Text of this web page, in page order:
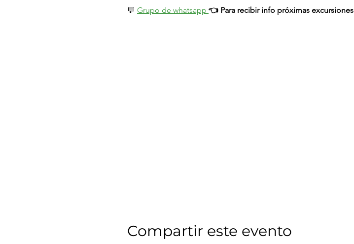
💬 Grupo de whatsapp 👈 Para recibir info próximas excursiones
Compartir este evento